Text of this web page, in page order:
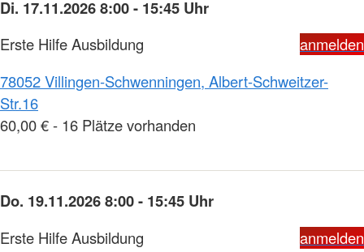
Di. 17.11.2026 8:00 - 15:45 Uhr
Erste Hilfe Ausbildung
anmelden
78052 Villingen-Schwenningen, Albert-Schweitzer-
Str.16
60,00 € - 16 Plätze vorhanden
Do. 19.11.2026 8:00 - 15:45 Uhr
Erste Hilfe Ausbildung
anmelden